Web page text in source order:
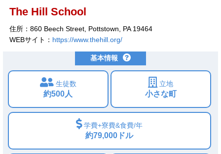
The Hill School
住所：860 Beech Street, Pottstown, PA 19464
WEBサイト： https://www.thehill.org/
基本情報
生徒数
約500人
立地
小さな町
学費+寮費&食費/年
約79,000ドル